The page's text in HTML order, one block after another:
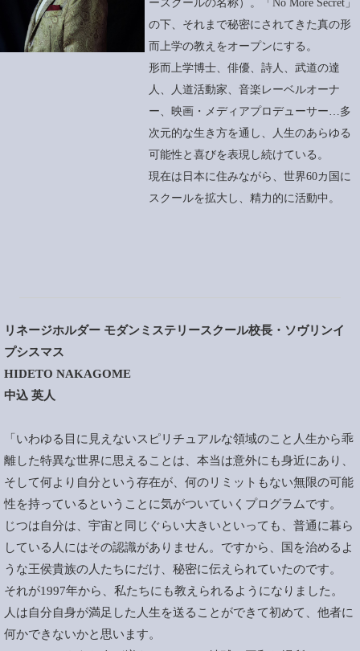
ースクールの名称）。「No More Secret」
の下、それまで秘密にされてきた真の形
而上学の教えをオープンにする。
形而上学博士、俳優、詩人、武道の達
人、人道活動家、音楽レーベルオーナ
ー、映画・メディアプロデューサー…多
次元的な生き方を通し、人生のあらゆる
可能性と喜びを表現し続けている。
現在は日本に住みながら、世界60カ国に
スクールを拡大し、精力的に活動中。
リネージホルダー モダンミステリースクール校長・ソヴリンイ
プシスマス
HIDETO NAKAGOME
中込 英人
「いわゆる目に見えないスピリチュアルな領域のこと人生から乖
離した特異な世界に思えることは、本当は意外にも身近にあり、
そして何より自分という存在が、何のリミットもない無限の可能
性を持っているということに気がついていくプログラムです。
じつは自分は、宇宙と同じぐらい大きいといっても、普通に暮ら
している人にはその認識がありません。ですから、国を治めるよ
うな王侯貴族の人たちにだけ、秘密に伝えられていたのです。
それが1997年から、私たちにも教えられるようになりました。
人は自分自身が満足した人生を送ることができて初めて、他者に
何かできないかと思います。